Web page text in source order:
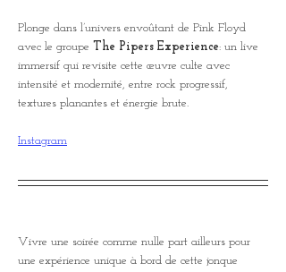
Plonge dans l’univers envoûtant de Pink Floyd
avec le groupe The Pipers Experience: un live
immersif qui revisite cette œuvre culte avec
intensité et modernité, entre rock progressif,
textures planantes et énergie brute.
Instagram
Vivre une soirée comme nulle part ailleurs pour
une expérience unique à bord de cette jonque